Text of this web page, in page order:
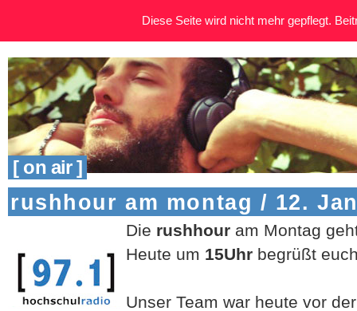
[ on air ]
rushhour am montag / 12.
Die rushhour am Montag
Heute um 15Uhr begrüßt
Unser Team war heute vor
Diese Seite wird nicht mehr gepflegt.